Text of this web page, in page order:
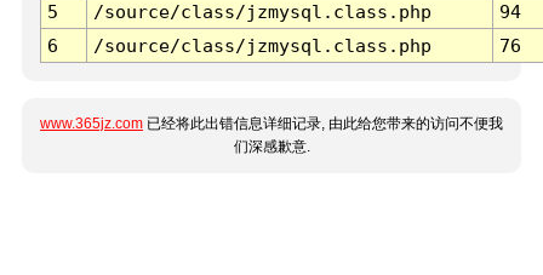
5
/source/class/jzmysql.class.php
94
6
/source/class/jzmysql.class.php 76
www.365jz.com 已经将此出错信息详细记录, 由此给您带来的访问不便我
们深感歉意.